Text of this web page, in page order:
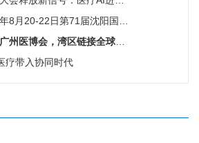
22日第71届沈阳国际医疗器械展览会
会，湾区链接全球，创新驱动健康
疗带入协同时代